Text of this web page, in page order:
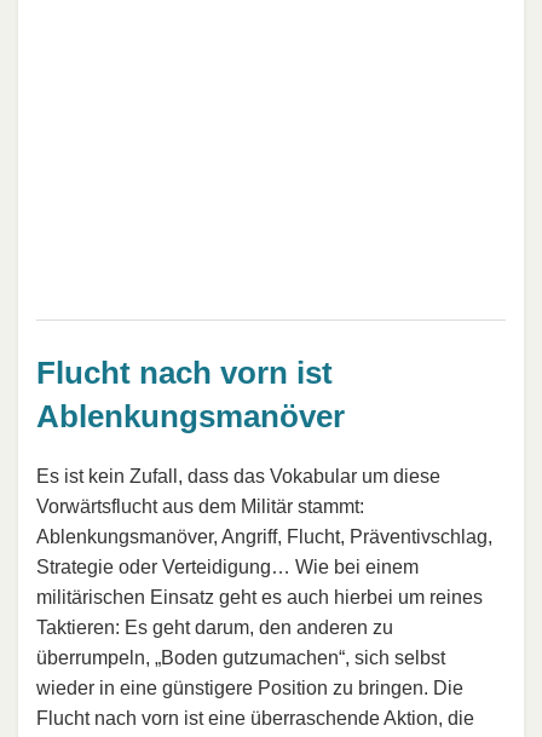
Flucht nach vorn ist
Ablenkungsmanöver
Es ist kein Zufall, dass das Vokabular um diese
Vorwärtsflucht aus dem Militär stammt:
Ablenkungsmanöver, Angriff, Flucht, Präventivschlag,
Strategie oder Verteidigung… Wie bei einem
militärischen Einsatz geht es auch hierbei um reines
Taktieren: Es geht darum, den anderen zu
überrumpeln, „Boden gutzumachen“, sich selbst
wieder in eine günstigere Position zu bringen. Die
Flucht nach vorn ist eine überraschende Aktion, die